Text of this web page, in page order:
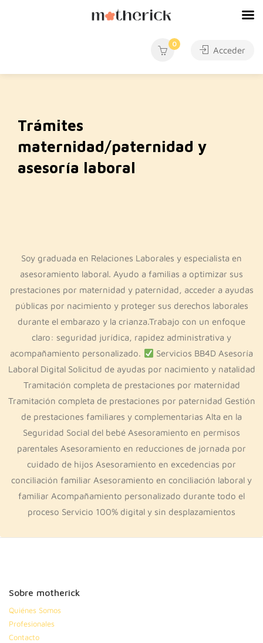
0
Acceder
Trámites
maternidad/paternidad y
asesoría laboral
Soy graduada en Relaciones Laborales y especialista en
asesoramiento laboral. Ayudo a familias a optimizar sus
prestaciones por maternidad y paternidad, acceder a ayudas
públicas por nacimiento y proteger sus derechos laborales
durante el embarazo y la crianza.Trabajo con un enfoque
claro: seguridad jurídica, rapidez administrativa y
acompañamiento personalizado.
Servicios BB4D Asesoría
Laboral Digital Solicitud de ayudas por nacimiento y natalidad
Tramitación completa de prestaciones por maternidad
Tramitación completa de prestaciones por paternidad Gestión
de prestaciones familiares y complementarias Alta en la
Seguridad Social del bebé Asesoramiento en permisos
parentales Asesoramiento en reducciones de jornada por
cuidado de hijos Asesoramiento en excedencias por
conciliación familiar Asesoramiento en conciliación laboral y
familiar Acompañamiento personalizado durante todo el
proceso Servicio 100% digital y sin desplazamientos
Sobre motherick
Quiénes Somos
Profesionales
Contacto